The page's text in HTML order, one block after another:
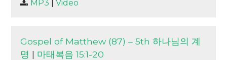
LINKMP3 Video
Gospel of Matthew (87) – 5th 하나님의 계
명 | 마태복음 15:1-20